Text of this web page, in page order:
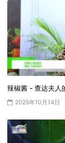
辣椒酱 - 查达夫
2025年10月14日